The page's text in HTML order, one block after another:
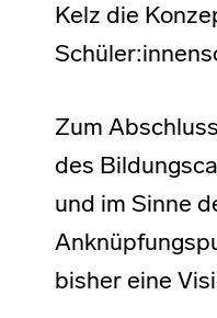
Kelz die
Zum
des
und im Sinne
bisher eine